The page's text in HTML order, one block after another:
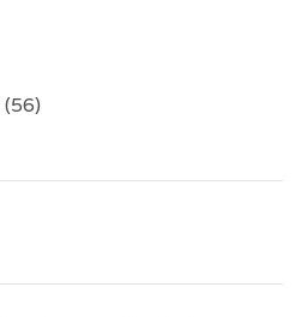
(56)